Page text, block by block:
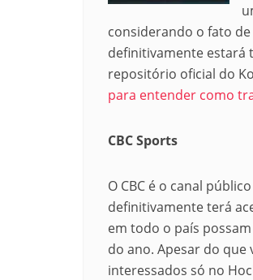
considerando o fato
definitivamente estará
repositório oficial do
para entender como
CBC Sports
O CBC é o canal
definitivamente terá
em todo o país
do ano. Apesar do que
interessados só no